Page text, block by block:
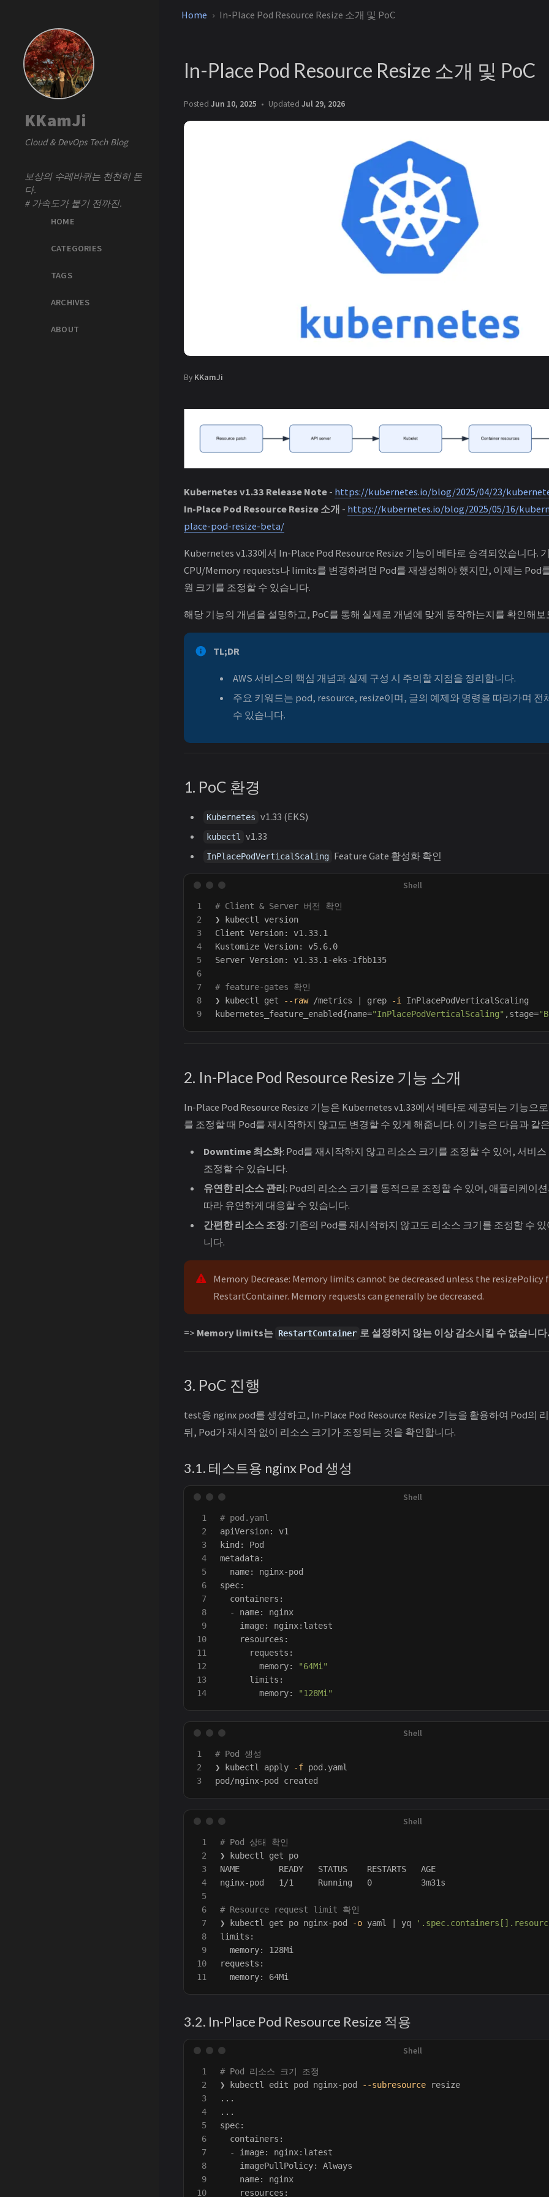
KKamJi
Cloud & DevOps Tech Blog
보상의 수레바퀴는 천천히 돈
다.
# 가속도가 붙기 전까진.
HOME
CATEGORIES
TAGS
ARCHIVES
ABOUT
Home In-Place Pod Resource Resize 소개 및 PoC
In-Place Pod Resource Resize 소개 및 PoC
Posted Jun 10, 2025 Updated Jul 29, 2026
By KKamJi
Kubernetes v1.33 Release Note - https://kubernetes.io/blog/2025/04/23/
In-Place Pod Resource Resize 소개 - https://kubernetes.io/blog/2025/05/16/
place-pod-resize-beta/
Kubernetes v1.33에서 In-Place Pod Resource Resize 기능이 베타로 승격되었습니다.
CPU/Memory requests나 limits를 변경하려면 Pod를 재생성해야 했지만, 이제는 Pod
원 크기를 조정할 수 있습니다.
해당 기능의 개념을 설명하고, PoC를 통해 실제로 개념에 맞게 동작하는지를 확인해
TL;DR
AWS 서비스의 핵심 개념과 실제 구성 시 주의할 지점을 정리합니다.
주요 키워드는 pod, resource, resize이며, 글의 예제와 명령을 따라가며 전
수 있습니다.
1. PoC 환경
Kubernetes v1.33 (EKS)
kubectl v1.33
InPlacePodVerticalScaling Feature Gate 활성화 확인
1
2
3
4
5
6
7
8
# Client & Server 버전 확인
❯ kubectl version
Client Version: v1.33.1
Kustomize Version: v5.6.0
Server Version: v1.33.1-eks-1fbb135
# feature-gates 확인
❯ kubectl get
--raw /metrics | grep -i
InPlacePodVerticalScaling
kubernetes_feature_enabled{name="InPlacePodVerticalScaling" ,stage=
2. In-Place Pod Resource Resize 기능 소개
In-Place Pod Resource Resize 기능은 Kubernetes v1.33에서 베타로 제공되는 기능으
를 조정할 때 Pod를 재시작하지 않고도 변경할 수 있게 해줍니다. 이 기능은 다음과 같
Downtime 최소화: Pod를 재시작하지 않고 리소스 크기를 조정할 수 있어, 서비
조정할 수 있습니다.
유연한 리소스 관리: Pod의 리소스 크기를 동적으로 조정할 수 있어, 애플리케이
따라 유연하게 대응할 수 있습니다.
간편한 리소스 조정: 기존의 Pod를 재시작하지 않고도 리소스 크기를 조정할 수
니다.
Memory Decrease: Memory limits cannot be decreased unless the resizePolicy
RestartContainer. Memory requests can generally be decreased.
=> Memory limits는 RestartContainer 로 설정하지 않는 이상 감소시킬 수 없습니다.
3. PoC 진행
test용 nginx pod를 생성하고, In-Place Pod Resource Resize 기능을 활용하여 Pod의
뒤, Pod가 재시작 없이 리소스 크기가 조정되는 것을 확인합니다.
3.1. 테스트용 nginx Pod 생성
1
2
3
4
5
6
7
8
9
10
11
12
13
# pod.yaml
apiVersion: v1
kind: Pod
metadata:
  name: nginx-pod
spec:
  containers:
  - name: nginx
    image: nginx:latest
    resources:
      requests:
        memory:
"64Mi"
      limits:
        memory:
"128Mi"
1
2
# Pod 생성
❯ kubectl apply
-f pod.yaml
1
2
3
4
5
6
7
8
9
10
# Pod 상태 확인
❯ kubectl get po
NAME        READY   STATUS    RESTARTS   AGE
nginx-pod   1/1     Running   0          3m31s
# Resource request limit 확인
❯ kubectl get po nginx-pod
-o yaml | yq
limits:
  memory: 128Mi
requests:
3.2. In-Place Pod Resource Resize 적용
1
2
3
4
5
6
7
8
9
10
# Pod 리소스 크기 조정
❯ kubectl edit pod nginx-pod
--subresource resize
...
...
- image:
imagePullPolicy:
name: